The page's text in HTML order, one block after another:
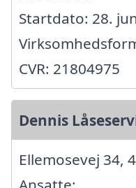
Startdato: 28.
CVR: 21804975
Dennis
Ellemosevej 34,